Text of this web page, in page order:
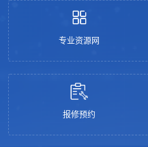
专业资源网
报修预约